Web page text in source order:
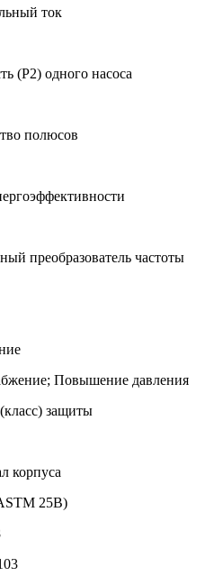
ток
(P2) одного насоса
полюсов
преобразователь частоты
Повышение давления
защиты
корпуса
25B)